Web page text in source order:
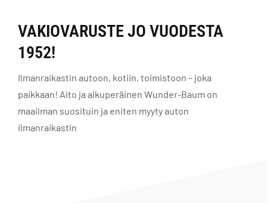
VAKIOVARUSTE JO VUODESTA
1952!
Ilmanraikastin autoon, kotiin, toimistoon – joka
paikkaan! Aito ja alkuperäinen Wunder-Baum on
maailman suosituin ja eniten myyty auton
ilmanraikastin